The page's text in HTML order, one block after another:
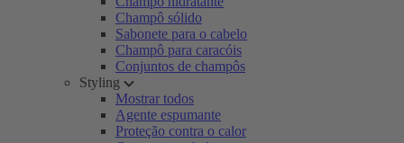
Champô sólido
Sabonete para o cabelo
Champô para caracóis
Conjuntos de champôs
Styling
Mostrar todos
Agente espumante
Proteção contra o calor